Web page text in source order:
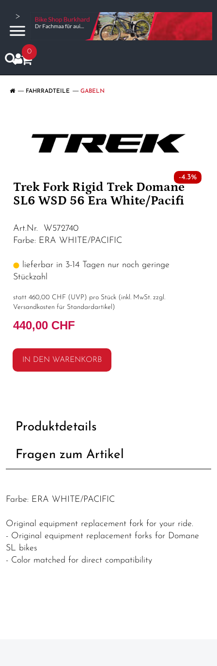
>
0
FAHRRADTEILE GABELN
-4.3%
Trek Fork Rigid Trek Domane
SL6 WSD 56 Era White/Pacifi
Art.Nr. W572740
Farbe: ERA WHITE/PACIFIC
lieferbar in 3-14 Tagen nur noch geringe
Stückzahl
statt 460,00 CHF ( UVP ) pro Stück (inkl. MwSt. zzgl.
Versandkosten für Standardartikel )
440,00 CHF
IN DEN WARENKORB
Produktdetails
Fragen zum Artikel
Farbe: ERA WHITE/PACIFIC
Original equipment replacement fork for your ride.
- Original equipment replacement forks for Domane
SL bikes
- Color matched for direct compatibility